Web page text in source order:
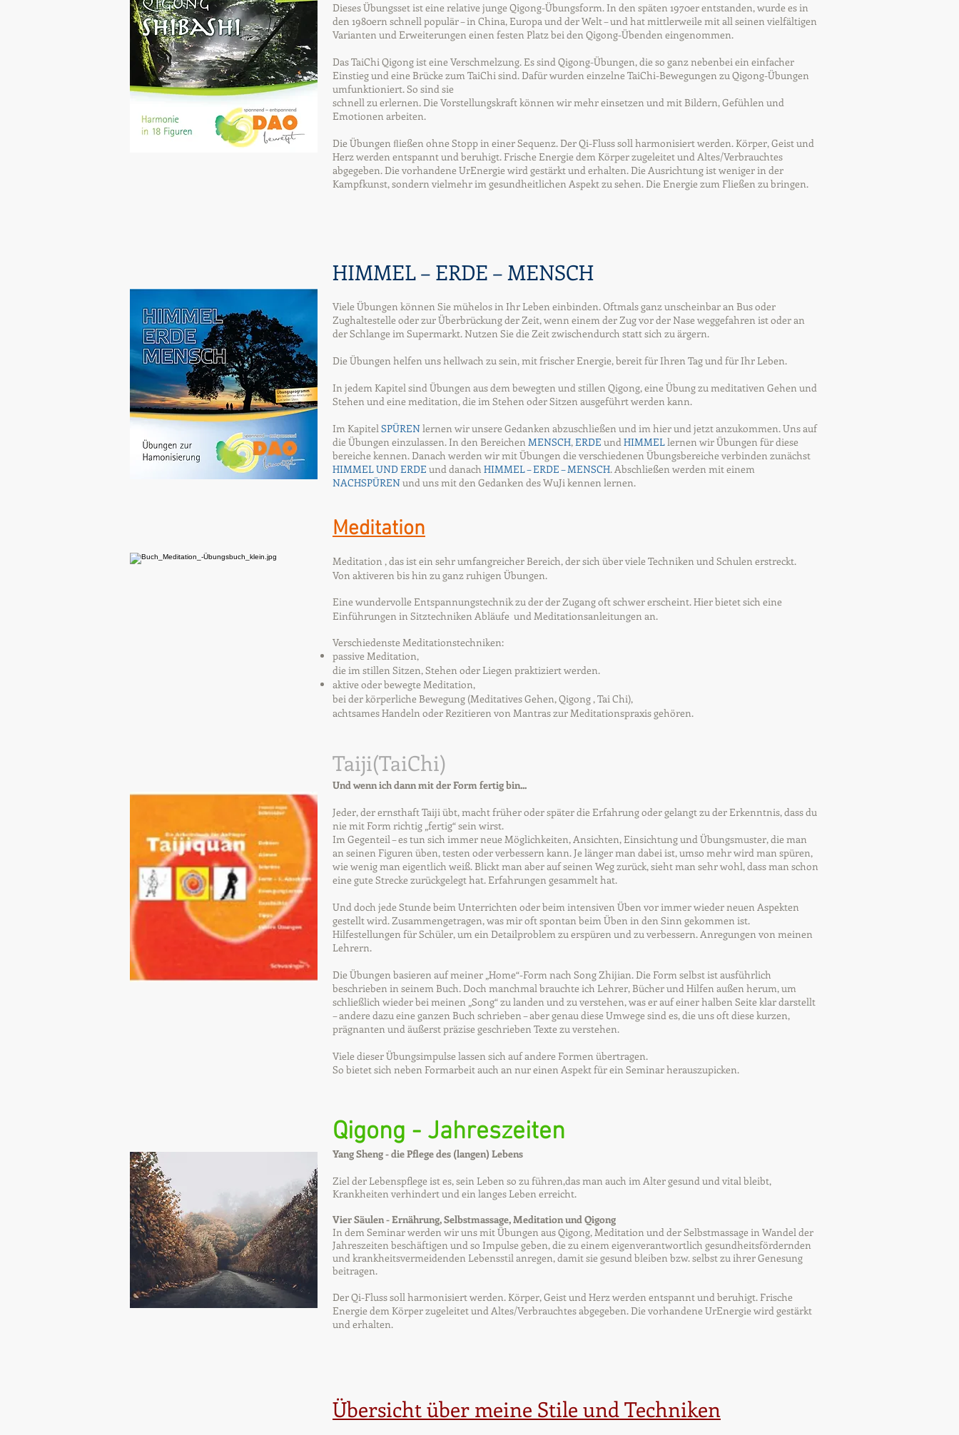
Dieses Übungsset ist eine relative junge Qigong-Übungsform. In den späten 1970er entstanden, wurde es in
den 1980ern schnell populär – in China, Europa und der Welt – und hat mittlerweile mit all seinen vielfältigen
Varianten und Erweiterungen einen festen Platz bei den Qigong-Übenden eingenommen.
Das TaiChi Qigong ist eine Verschmelzung. Es sind Qigong-Übungen, die so ganz nebenbei ein einfacher
Einstieg und eine Brücke zum TaiChi sind. Dafür wurden einzelne TaiChi-Bewegungen zu Qigong-Übungen
umfunktioniert. So sind sie
schnell zu erlernen. Die Vorstellungskraft können wir mehr einsetzen und mit Bildern, Gefühlen und
Emotionen arbeiten.
Die Übungen ﬂießen ohne Stopp in einer Sequenz. Der Qi-Fluss soll harmonisiert werden. Körper, Geist und
Herz werden entspannt und beruhigt. Frische Energie dem Körper zugeleitet und Altes/Verbrauchtes
abgegeben. Die vorhandene UrEnergie wird gestärkt und erhalten. Die Ausrichtung ist weniger in der
Kampfkunst, sondern vielmehr im gesundheitlichen Aspekt zu sehen. Die Energie zum Fließen zu bringen.
HIMMEL – ERDE – MENSCH
Viele Übungen können Sie mühelos in Ihr Leben einbinden. Oftmals ganz unscheinbar an Bus oder
Zughaltestelle oder zur Überbrückung der Zeit, wenn einem der Zug vor der Nase weggefahren ist oder an
der Schlange im Supermarkt. Nutzen Sie die Zeit zwischendurch statt sich zu ärgern.
Die Übungen helfen uns hellwach zu sein, mit frischer Energie, bereit für Ihren Tag und für Ihr Leben.
In jedem Kapitel sind Übungen aus dem bewegten und stillen Qigong, eine Übung zu meditativen Gehen und
Stehen und eine meditation, die im Stehen oder Sitzen ausgeführt werden kann.
Im KapitelSPÜRENlernen wir unsere Gedanken abzuschließen und im hier und jetzt anzukommen. Uns auf
die Übungen einzulassen. In den BereichenMENSCH,ERDE undHIMMELlernen wir Übungen für diese
bereiche kennen. Danach werden wir mit Übungen die verschiedenen Übungsbereiche verbinden zunächst
HIMMEL UND ERDE und danach HIMMEL – ERDE – MENSCH. Abschließen werden mit einem
NACHSPÜRENund uns mit den Gedanken des WuJi kennen lernen.
Meditation
Meditation , das ist ein sehr umfangreicher Bereich, der sich über viele Techniken und Schulen erstreckt.
Von aktiveren bis hin zu ganz ruhigen Übungen.
Eine wundervolle Entspannungstechnik zu der der Zugang oft schwer erscheint. Hier bietet sich eine
Einführungen in Sitztechniken Abläufe und Meditationsanleitungen an.
Verschiedenste Meditationstechniken:
passive Meditation,
die im stillen Sitzen, Stehen oder Liegen praktiziert werden.
aktive oder bewegte Meditation,
bei der körperliche Bewegung (Meditatives Gehen, Qigong , Tai Chi),
achtsames Handeln oder Rezitieren von Mantras zur Meditationspraxis gehören.
Taiji(TaiChi)
Und wenn ich dann mit der Form fertig bin...
Jeder, der ernsthaft Taiji übt, macht früher oder später die Erfahrung oder gelangt zu der Erkenntnis, dass du
nie mit Form richtig „fertig“ sein wirst.
Im Gegenteil – es tun sich immer neue Möglichkeiten, Ansichten, Einsichtung und Übungsmuster, die man
an seinen Figuren üben, testen oder verbessern kann. Je länger man dabei ist, umso mehr wird man spüren,
wie wenig man eigentlich weiß. Blickt man aber auf seinen Weg zurück, sieht man sehr wohl, dass man schon
eine gute Strecke zurückgelegt hat. Erfahrungen gesammelt hat.
Und doch jede Stunde beim Unterrichten oder beim intensiven Üben vor immer wieder neuen Aspekten
gestellt wird. Zusammengetragen, was mir oft spontan beim Üben in den Sinn gekommen ist.
Hilfestellungen für Schüler, um ein Detailproblem zu erspüren und zu verbessern. Anregungen von meinen
Lehrern.
Die Übungen basieren auf meiner „Home“-Form nach Song Zhijian. Die Form selbst ist ausführlich
beschrieben in seinem Buch. Doch manchmal brauchte ich Lehrer, Bücher und Hilfen außen herum, um
schließlich wieder bei meinen „Song“ zu landen und zu verstehen, was er auf einer halben Seite klar darstellt
– andere dazu eine ganzen Buch schrieben – aber genau diese Umwege sind es, die uns oft diese kurzen,
prägnanten und äußerst präzise geschrieben Texte zu verstehen.
Viele dieser Übungsimpulse lassen sich auf andere Formen übertragen.
So bietet sich neben Formarbeit auch an nur einen Aspekt für ein Seminar herauszupicken.
Qigong - Jahreszeiten
Yang Sheng - die Pflege des (langen) Lebens
Ziel der Lebenspflege ist es, sein Leben so zu führen,das man auch im Alter gesund und vital bleibt,
Krankheiten verhindert und ein langes Leben erreicht.
Vier Säulen - Ernährung, Selbstmassage, Meditation und Qigong
In dem Seminar werden wir uns mit Übungen aus Qigong, Meditation und der Selbstmassage in Wandel der
Jahreszeiten beschäftigen und so Impulse geben, die zu einem eigenverantwortlich gesundheitsfördernden
und krankheitsvermeidenden Lebensstil anregen, damit sie gesund bleiben bzw. selbst zu ihrer Genesung
beitragen.
Der Qi-Fluss soll harmonisiert werden. Körper, Geist und Herz werden entspannt und beruhigt. Frische
Energie dem Körper zugeleitet und Altes/Verbrauchtes abgegeben. Die vorhandene UrEnergie wird gestärkt
und erhalten.
Übersicht über meine Stile und Techniken